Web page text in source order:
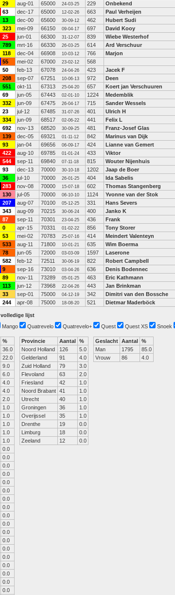
29 aug-01 65000 24-03-25 229
Onbekend
63 dec-17 65000 12-02-26 663 Paul Verheijen
13 dec-00 65600 30-09-12 462 Hubert Sudi
323 mei-09 66150 09-04-17 697 David Kooy
25 jun-01 66300 31-12-07 839 Wiebe Westerhof
789 mrt-16 66330 26-03-25 614 Ard Verschuur
118 dec-04 66908 10-03-12 766 Marjon
55 mei-02 67000 23-02-12 568
50 feb-13 67078 24-04-26 423 Jacek F
208 sep-07 67251 10-06-13 972 Deen
551 okt-11 67313 25-04-20 657 Koert jan Verschuuren
69 jun-05 67443 02-01-10 1224 Medemblik
332 jun-09 67475 26-04-17 715 Sander Wessels
23 jul-12 67485 31-07-26 401 Ulrich H
334 jun-09 68517 02-06-22 441 Felix L
692 nov-13 68520 30-09-25 481 Franz-Josef Glas
139 dec-05 69321 01-11-12 842 Marinus van Dijk
93 jan-04 69656 06-09-17 424 Lianne van Gemert
422 aug-10 69785 01-01-24 433 Viktor
544 sep-11 69840 07-11-18 815 Wouter Nijenhuis
93 dec-13 70000 30-10-18 1202 Jaap de Boer
36 jul-10 70000 26-01-25 404 Ida Sabelis
283 nov-08 70000 15-07-18 602 Thomas Stangenberg
130 jul-05 70000 06-10-10 1124 Yvonne van der Stok
207 aug-07 70100 05-12-25 331 Hans Severs
343 aug-09 70215 30-06-24 400 Janko K
87 sep-11 70301 23-04-25 436 Frank
0 apr-15 70331 01-02-22 856 Tony Storer
53 mei-02 70783 25-07-16 414 Meindert Valenteyn
533 aug-11 71800 10-01-21 635 Wim Boerma
78 jun-05 72000 03-03-09 1597 Laserone
582 feb-12 72511 30-06-19 822 Robert Campbell
9 sep-16 73010 03-04-26 636 Denis Bodennec
89 nov-11 73289 05-01-25 463 Eric Kathmann
113 jun-12 73968 22-04-26 443 Jan Brinkman
33 sep-01 75000 04-12-19 342 Dimitri van den Bossche
244 apr-08 75000 18-08-20 521 Dietmar Maderböck
volledige lijst
Mango Quatrevelo Quatrevelo+ Quest Quest XS Snoek
%
36.0
22.0
9.0
6.0
4.0
4.0
2.0
1.0
1.0
1.0
1.0
1.0
0.0
0.0
0.0
0.0
0.0
0.0
0.0
0.0
0.0
0.0
0.0
0.0
0.0
0.0
0.0
0.0
0.0
0.0
Provincie Aantal %
Noord Holland
126
5.0
Gelderland
91
4.0
Zuid Holland
79
3.0
Flevoland
63
2.0
Friesland
42
1.0
Noord Brabant 41
1.0
Utrecht
40
1.0
Groningen
36
1.0
Overijssel
35
1.0
Drenthe
19
0.0
Limburg
18
0.0
Zeeland
12 0.0
Geslacht Aantal %
Man
1795
85.0
Vrouw
86 4.0